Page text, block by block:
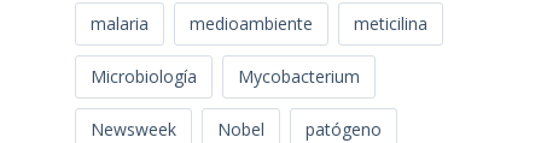
malaria medioambiente meticilina
Microbiología Mycobacterium
Newsweek Nobel patógeno